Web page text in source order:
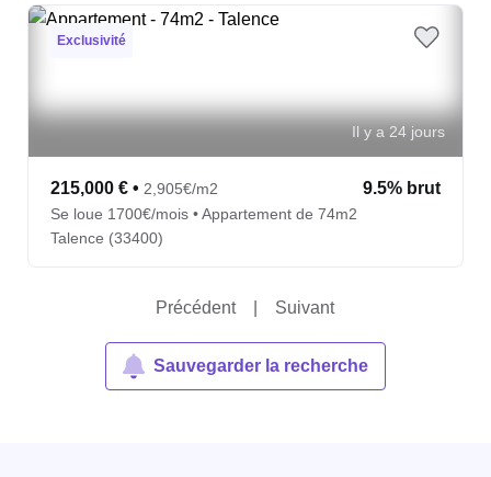
Exclusivité
Il y a 24 jours
215,000 € • 2,905€/m2 9.5% brut
Se loue 1700€/mois • Appartement de 74m2
Talence (33400)
Précédent Suivant
Sauvegarder la recherche